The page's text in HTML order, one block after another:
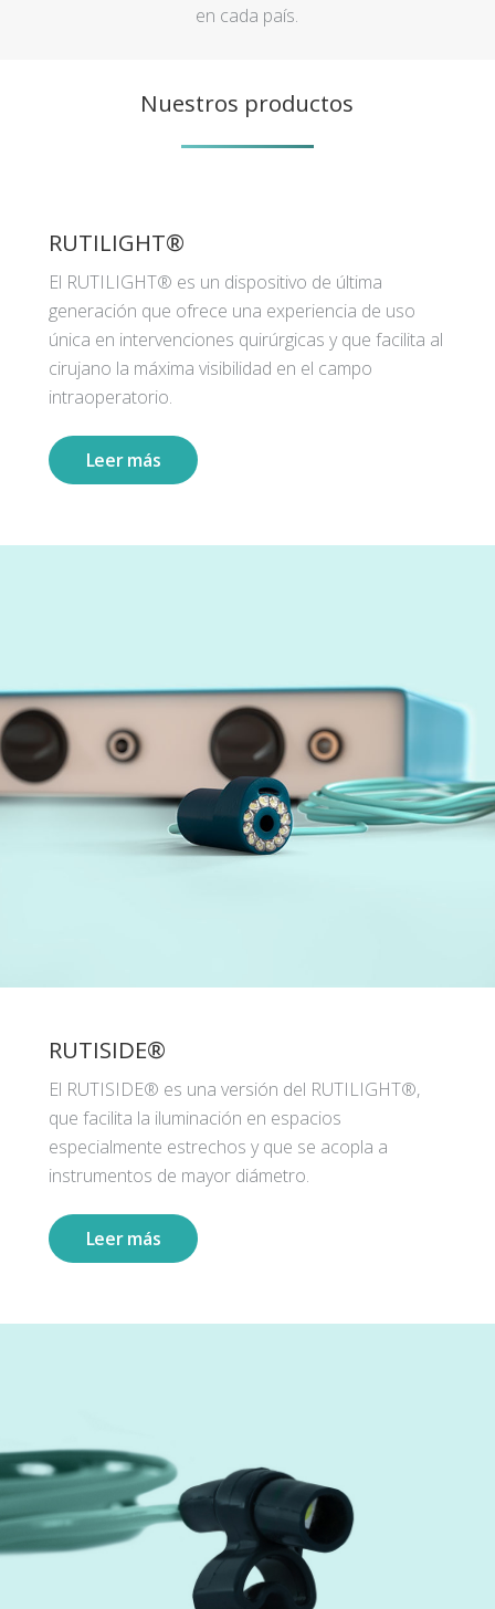
en cada país.
Nuestros productos
RUTILIGHT®
El RUTILIGHT® es un dispositivo de última
generación que ofrece una experiencia de uso
única en intervenciones quirúrgicas y que facilita al
cirujano la máxima visibilidad en el campo
intraoperatorio.
Leer más
RUTISIDE®
El RUTISIDE® es una versión del RUTILIGHT®,
que facilita la iluminación en espacios
especialmente estrechos y que se acopla a
instrumentos de mayor diámetro.
Leer más